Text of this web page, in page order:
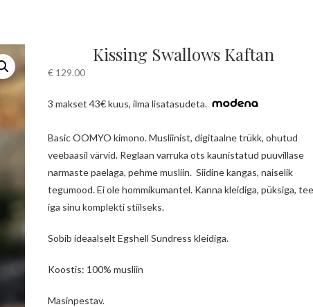
Kissing Swallows Kaftan
€129.00
3 makset 43€ kuus, ilma lisatasudeta.
Basic OOMYO kimono. Musliinist, digitaalne trükk, ohutud
veebaasil värvid. Reglaan varruka ots kaunistatud puuvillase
narmaste paelaga, pehme musliin. Siidine kangas, naiselik
tegumood. Ei ole hommikumantel. Kanna kleidiga, püksiga,
iga sinu komplekti stiilseks.
Sobib ideaalselt Egshell Sundress kleidiga.
Koostis: 100% musliin
Masinpestav.